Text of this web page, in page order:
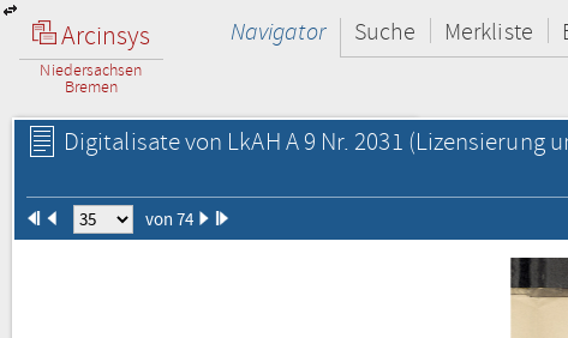
Arcinsys
Niedersachsen
Bremen
Navigator Suche Merkliste
Digitalisate von LkAH A 9 Nr. 2031 (Lizensierung
von 74